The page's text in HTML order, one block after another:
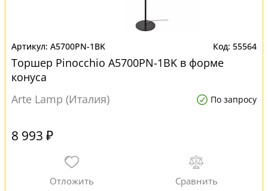
A5700PN-1BK 55564
Торшер Pinocchio A5700PN-1BK в форме
конуса
Arte Lamp (Италия)
По запросу
8 993 ₽